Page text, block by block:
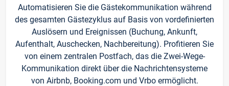
Automatisieren Sie die Gästekommunikation während
des gesamten Gästezyklus auf Basis von vordefinierten
Auslösern und Ereignissen (Buchung, Ankunft,
Aufenthalt, Auschecken, Nachbereitung). Profitieren Sie
von einem zentralen Postfach, das die Zwei-Wege-
Kommunikation direkt über die Nachrichtensysteme
von Airbnb, Booking.com und Vrbo ermöglicht.